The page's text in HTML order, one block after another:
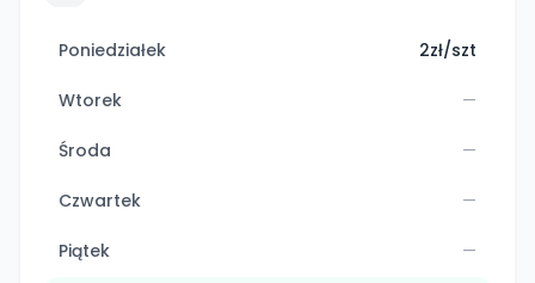
Poniedziałek 2zł/szt
Wtorek —
Środa —
Czwartek —
Piątek —